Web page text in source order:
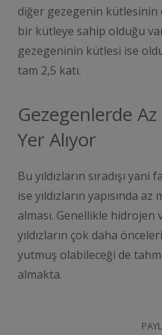
diğer gezegenin kütlesinin
bir kütleye sahip olduğu
gezegeninin kütlesi ise
tam 2,5 katı.
Gezegenlerde
Yer Alıyor
Bu yıldızların sıradışı yani
ise yıldızların yapısında
alması. Genellikle hidrojen
yıldızların çok daha
yutmuş olabileceği de
almakta.